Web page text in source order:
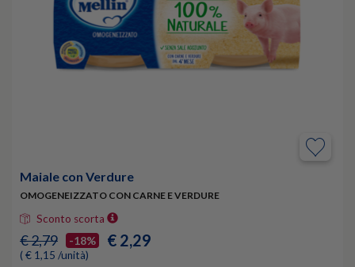
Maiale con Verdure
OMOGENEIZZATO CON CARNE E VERDURE
Sconto scorta
€ 2,79 -18% € 2,29
( € 1,15 /unità)